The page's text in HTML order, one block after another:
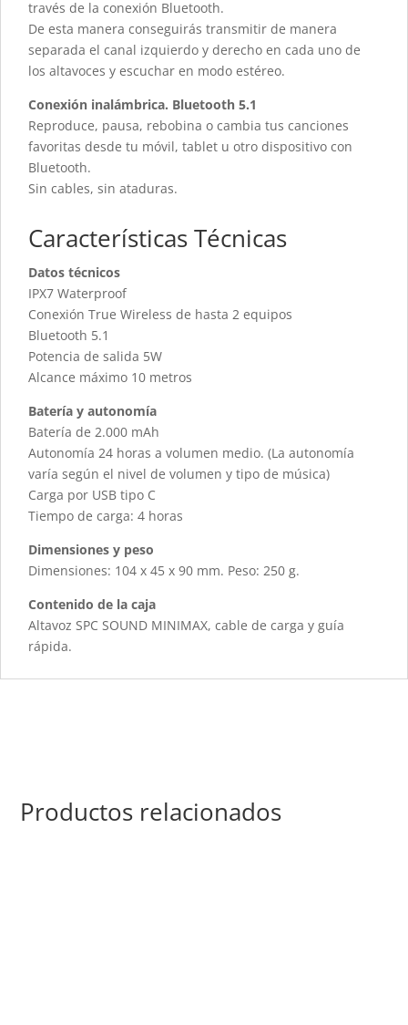
través de la conexión Bluetooth.
De esta manera conseguirás transmitir de manera
separada el canal izquierdo y derecho en cada uno de
los altavoces y escuchar en modo estéreo.
Conexión inalámbrica. Bluetooth 5.1
Reproduce, pausa, rebobina o cambia tus canciones
favoritas desde tu móvil, tablet u otro dispositivo con
Bluetooth.
Sin cables, sin ataduras.
Características Técnicas
Datos técnicos
IPX7 Waterproof
Conexión True Wireless de hasta 2 equipos
Bluetooth 5.1
Potencia de salida 5W
Alcance máximo 10 metros
Batería y autonomía
Batería de 2.000 mAh
Autonomía 24 horas a volumen medio. (La autonomía
varía según el nivel de volumen y tipo de música)
Carga por USB tipo C
Tiempo de carga: 4 horas
Dimensiones y peso
Dimensiones: 104 x 45 x 90 mm. Peso: 250 g.
Contenido de la caja
Altavoz SPC SOUND MINIMAX, cable de carga y guía
rápida.
Productos relacionados